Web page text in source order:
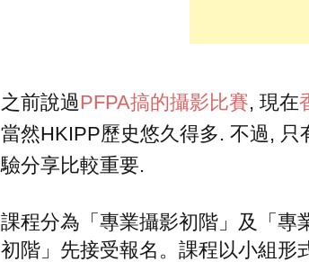
之前說過PFPA搞的攝影比賽, 現在
當然HKIPP歷史悠久得多. 不過,
驗分享比較重要.
課程分為「專業攝影初階」及「專
初階」先接受報名。課程以小組形